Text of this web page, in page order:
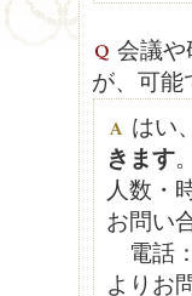
会議や
が、可能
はい
きます。
人数・
お問い
電話：
よりお